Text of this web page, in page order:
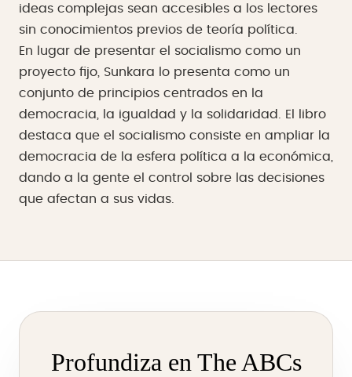
ideas complejas sean accesibles a los lectores
sin conocimientos previos de teoría política.
En lugar de presentar el socialismo como un
proyecto fijo, Sunkara lo presenta como un
conjunto de principios centrados en la
democracia, la igualdad y la solidaridad. El libro
destaca que el socialismo consiste en ampliar la
democracia de la esfera política a la económica,
dando a la gente el control sobre las decisiones
que afectan a sus vidas.
Profundiza en The ABCs